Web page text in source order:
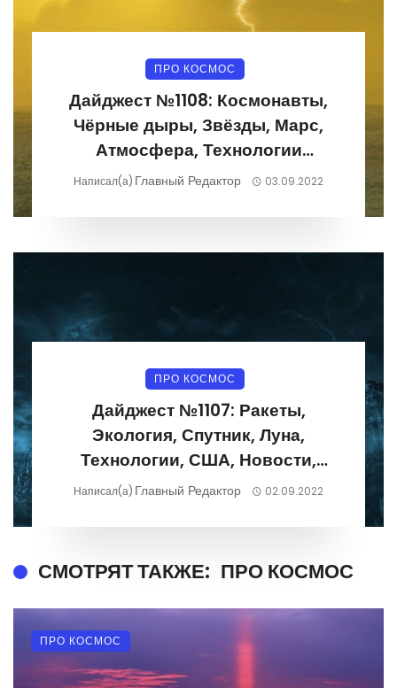
ПРО КОСМОС
Дайджест №1108: Космонавты,
Чёрные дыры, Звёзды, Марс,
Атмосфера, Технологии
29.08.2022-04.09.2022
Написал(а) Главный Редактор 03.09.2022
ПРО КОСМОС
Дайджест №1107: Ракеты,
Экология, Спутник, Луна,
Технологии, США, Новости,
Фотографии 29.08.2022-
Написал(а) Главный Редактор 02.09.2022
СМОТРЯТ ТАКЖЕ: ПРО КОСМОС
ПРО КОСМОС